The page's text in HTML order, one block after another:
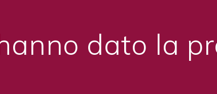
dato la